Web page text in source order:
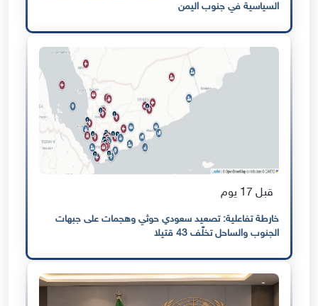
السياسية في جنوب اليمن
قبل 17 يوم
خارطة تفاعلية: تصعيد سعودي حوثي وهجمات على جبهات
الجنوب والساحل تخلّف 43 قتيلا